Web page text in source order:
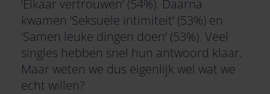
‘Elkaar vertrouwen’ (54%). Daarna
kwamen ‘Seksuele intimiteit’ (53%) en
‘Samen leuke dingen doen’ (53%). Veel
singles hebben snel hun antwoord klaar.
Maar weten we dus eigenlijk wel wat we
echt willen?